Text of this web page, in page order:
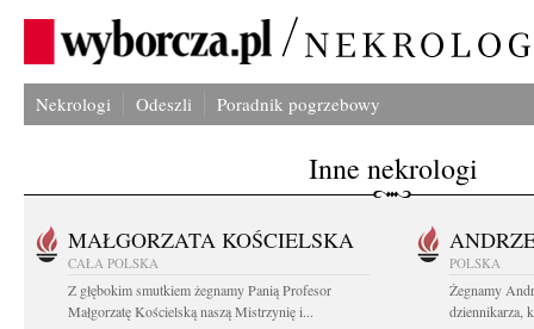
Nekrologi Odeszli Poradnik pogrzebowy
Inne nekrologi
MAŁGORZATA KOŚCIELSKA
CAŁA POLSKA
Z głębokim smutkiem żegnamy Panią Profesor
Małgorzatę Kościelską naszą Mistrzynię i...
POLSKA
Żegnamy
dziennikarza,